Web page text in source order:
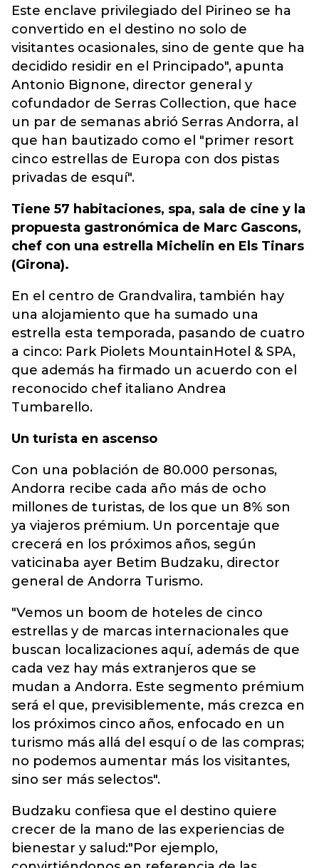
Este enclave privilegiado del Pirineo se ha
convertido en el destino no solo de
visitantes ocasionales, sino de gente que ha
decidido residir en el Principado", apunta
Antonio Bignone, director general y
cofundador de Serras Collection, que hace
un par de semanas abrió Serras Andorra, al
que han bautizado como el "primer resort
cinco estrellas de Europa con dos pistas
privadas de esquí".
Tiene 57 habitaciones, spa, sala de cine y la
propuesta gastronómica de Marc Gascons,
chef con una estrella Michelin en Els Tinars
(Girona).
En el centro de Grandvalira, también hay
una alojamiento que ha sumado una
estrella esta temporada, pasando de cuatro
a cinco: Park Piolets MountainHotel & SPA,
que además ha firmado un acuerdo con el
reconocido chef italiano Andrea
Tumbarello.
Un turista en ascenso
Con una población de 80.000 personas,
Andorra recibe cada año más de ocho
millones de turistas, de los que un 8% son
ya viajeros prémium. Un porcentaje que
crecerá en los próximos años, según
vaticinaba ayer Betim Budzaku, director
general de Andorra Turismo.
"Vemos un boom de hoteles de cinco
estrellas y de marcas internacionales que
buscan localizaciones aquí, además de que
cada vez hay más extranjeros que se
mudan a Andorra. Este segmento prémium
será el que, previsiblemente, más crezca en
los próximos cinco años, enfocado en un
turismo más allá del esquí o de las compras;
no podemos aumentar más los visitantes,
sino ser más selectos".
Budzaku confiesa que el destino quiere
crecer de la mano de las experiencias de
bienestar y salud:"Por ejemplo,